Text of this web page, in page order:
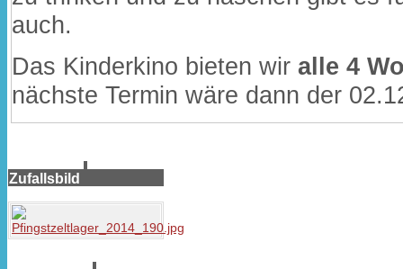
auch.
Das Kinderkino bieten wir alle 4
nächste Termin wäre dann der
Zufallsbild